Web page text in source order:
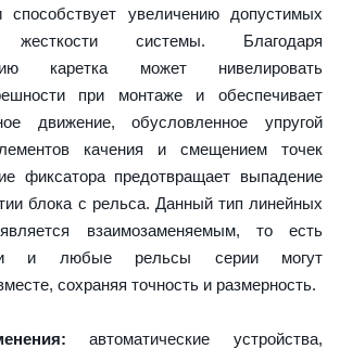
увеличению допустимых
системы. Благодаря
каретка может нивелировать
при монтаже и обеспечивает
движение, обусловленное упругой
качения и смещением точек
фиксатора предотвращает выпадение
блока с рельса. Данный тип линейных
взаимозаменяемым, то есть
и любые рельсы серии могут
сохраняя точность и размерность.
автоматические устройства,